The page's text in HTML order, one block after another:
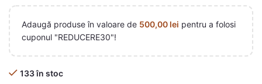
Adaugă produse în valoare de 500,00 lei pentru a folosi
cuponul "REDUCERE30"!
133 în stoc